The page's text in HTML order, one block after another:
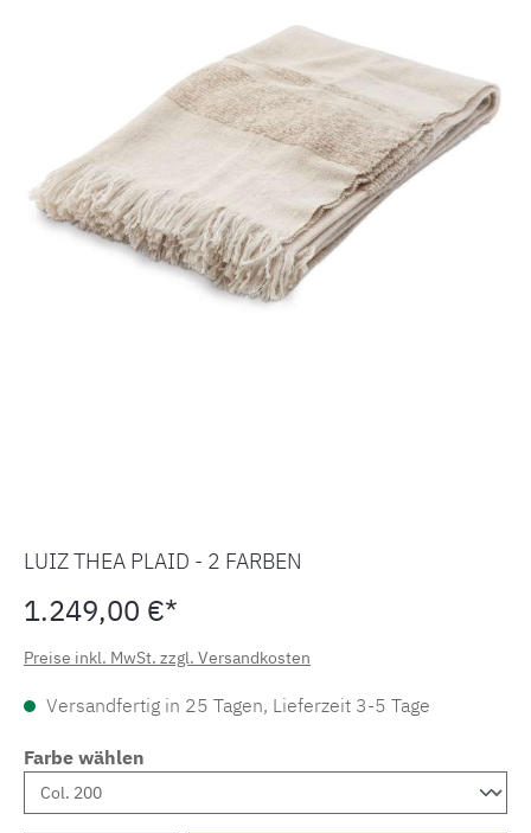
LUIZ THEA PLAID - 2 FARBEN
1.249,00 €*
Preise inkl. MwSt. zzgl. Versandkosten
Versandfertig in 25 Tagen, Lieferzeit 3-5 Tage
Farbe wählen